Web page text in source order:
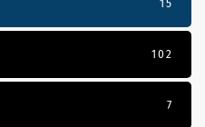
15
102
7